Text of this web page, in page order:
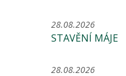
28.08.2026
STAVĚNÍ MÁJE
28.08.2026